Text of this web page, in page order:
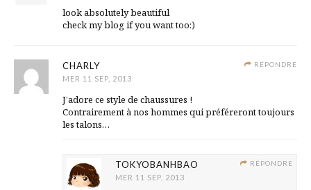
look absolutely beautiful
check my blog if you want too:)
RÉPONDRE
CHARLY
MER 11 SEP, 2013
J’adore ce style de chaussures !
Contrairement à nos hommes qui préféreront toujours
les talons…
RÉPONDRE
TOKYOBANHBAO
MER 11 SEP, 2013